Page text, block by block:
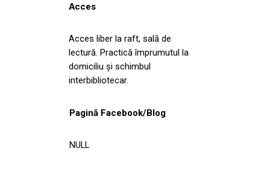
Acces
Acces liber la raft, sală de
lectură. Practică împrumutul la
domiciliu şi schimbul
interbibliotecar.
Pagină Facebook/Blog
NULL